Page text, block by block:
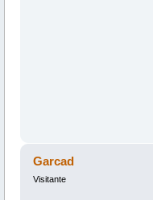
Garcad
Visitante